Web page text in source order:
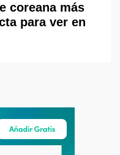
coreana más
para ver en